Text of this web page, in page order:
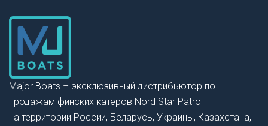
Major Boats – эксклюзивный дистрибьютор по
продажам финских катеров Nord Star Patrol
на территории России, Беларусь, Украины, Казахстана,